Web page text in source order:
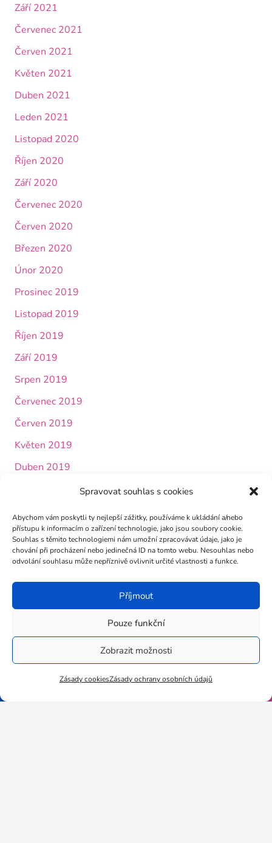
Spravovat souhlas s cookies
Abychom vám poskytli ty nejlepší zážitky, používáme k ukládání a/nebo
přístupu k informacím o zařízení technologie, jako jsou soubory cookie.
Souhlas s těmito technologiemi nám umožní zpracovávat údaje, jako je
chování při procházení nebo jedinečná ID na tomto webu. Nesouhlas nebo
odvolání souhlasu může nepříznivě ovlivnit určité vlastnosti a funkce.
Příjmout
Pouze funkční
Zobrazit možnosti
Zásady cookiesZásady ochrany osobních údajů
Září 2021
Červenec 2021
Červen 2021
Květen 2021
Duben 2021
Leden 2021
Listopad 2020
Říjen 2020
Září 2020
Červenec 2020
Červen 2020
Březen 2020
Únor 2020
Prosinec 2019
Listopad 2019
Říjen 2019
Září 2019
Srpen 2019
Červenec 2019
Červen 2019
Květen 2019
Duben 2019
Leden 2019
Prosinec 2018